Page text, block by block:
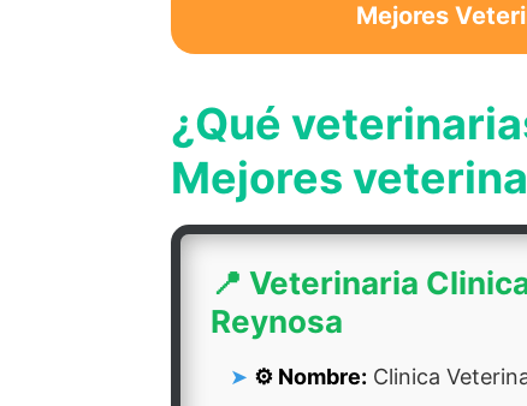
Mejores
¿Qué
Mejores
📍 Veterinaria
Reynosa
⚙️ Nombre: Clinica